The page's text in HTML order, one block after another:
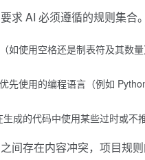
求 AI 必须遵循的规则集合
如使用空格还是制表符及其数
先使用的编程语言（例如
成的代码中使用某些过时或不
间存在内容冲突，项目规